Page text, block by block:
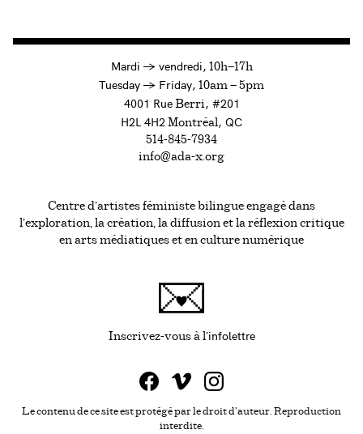
Mardi →à
vendredi, 10h—17h
Tuesday →toFriday, 10am — 5pm
4001 RueBerri, #201
H2L 4H2 Montréal, QC
514-845-7934
info@ada-x.org
Centre d’artistes féministe bilingue engagé dans
l’exploration, la création, la diffusion et la réflexion critique
en arts médiatiques et en culture numérique
Inscrivez-vous à l'infolettreCe lien s'ouvrira
Le contenu de ce site est protégé par le droit d'auteur. Reproduction
interdite.